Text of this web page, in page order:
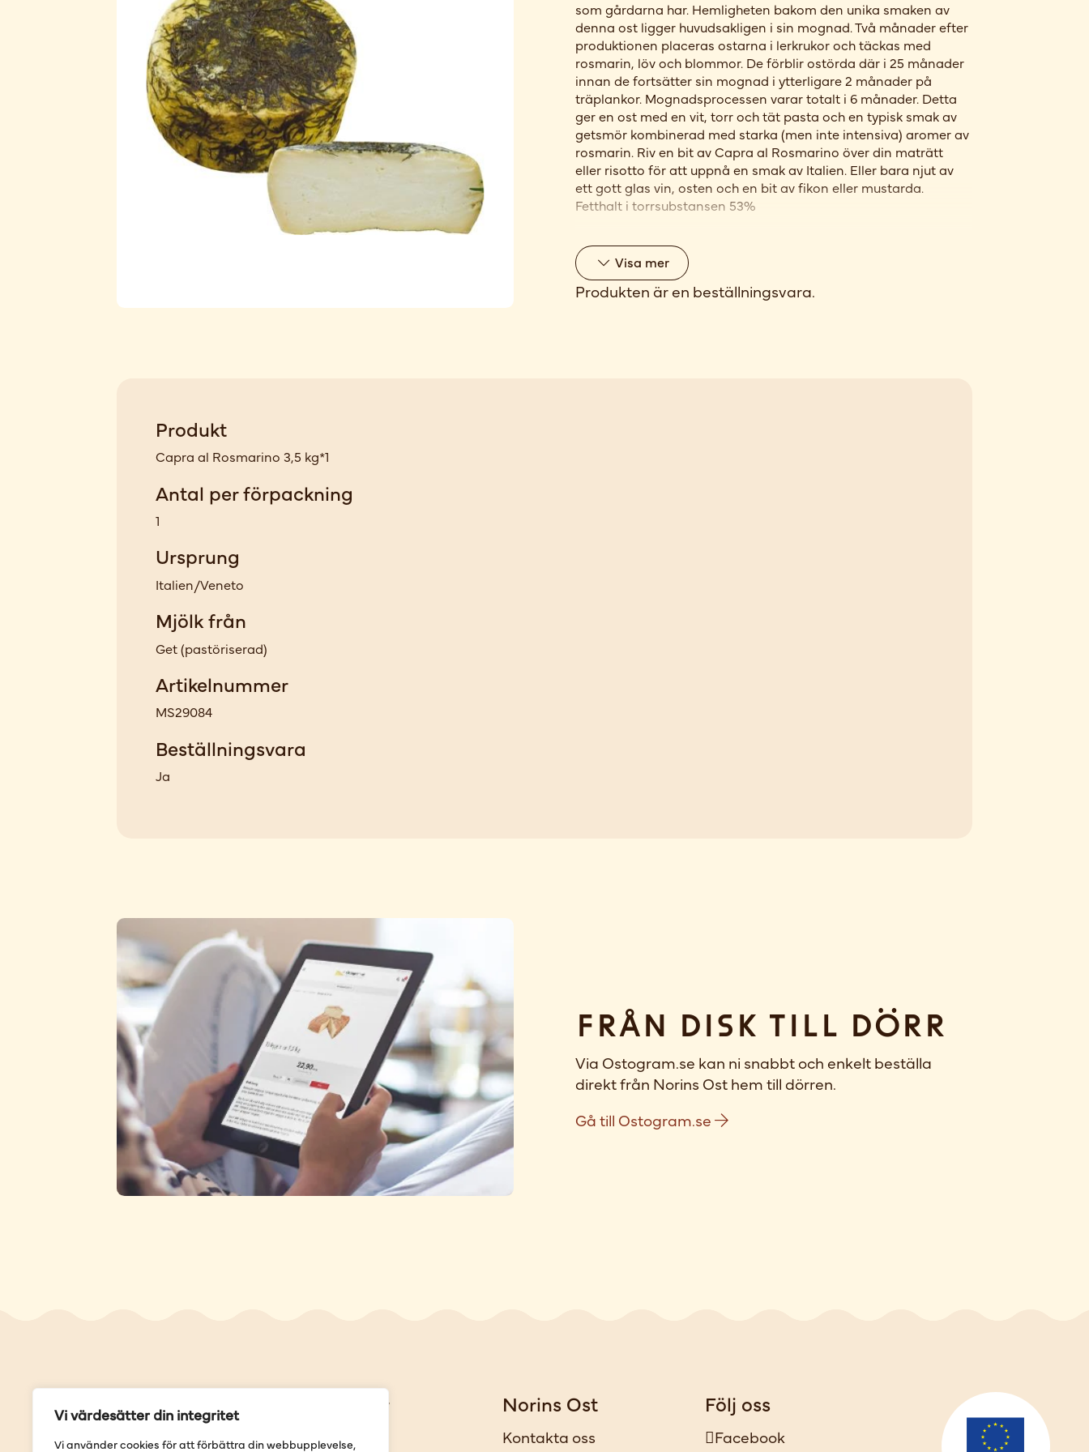
Vi värdesätter din integritet
Vi använder cookies för att förbättra din webbupplevelse,
som gårdarna har. Hemligheten bakom den unika smaken av
denna ost ligger huvudsakligen i sin mognad. Två månader efter
produktionen placeras ostarna i lerkrukor och täckas med
rosmarin, löv och blommor. De förblir ostörda där i 25 månader
innan de fortsätter sin mognad i ytterligare 2 månader på
träplankor. Mognadsprocessen varar totalt i 6 månader. Detta
ger en ost med en vit, torr och tät pasta och en typisk smak av
getsmör kombinerad med starka (men inte intensiva) aromer av
rosmarin. Riv en bit av Capra al Rosmarino över din maträtt
eller risotto för att uppnå en smak av Italien. Eller bara njut av
ett gott glas vin, osten och en bit av fikon eller mustarda.
Fetthalt i torrsubstansen 53%
Visa mer
Produkten är en beställningsvara.
Produkt
Capra al Rosmarino 3,5 kg*1
Antal per förpackning
1
Ursprung
Italien/Veneto
Mjölk från
Get(pastöriserad)
Artikelnummer
MS29084
Beställningsvara
Ja
Från disk till dörr
Via Ostogram.se kan ni snabbt och enkelt beställa
direkt från Norins Ost hem till dörren.
Gå till Ostogram.se
Genvägar
Våra butiker
Norins Ost
Kontakta oss
Följ oss
Facebook